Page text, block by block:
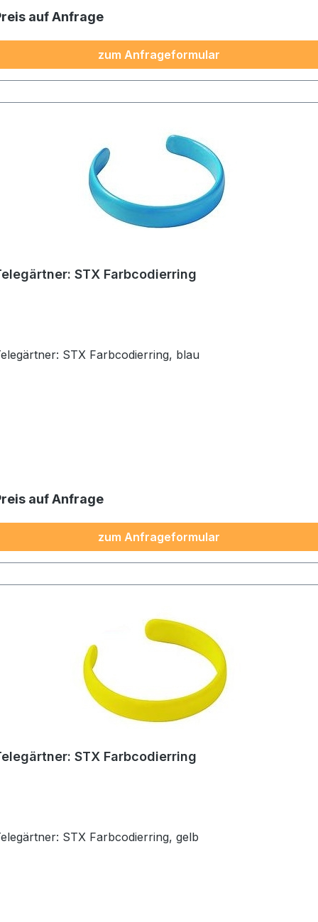
auf Anfrage
zum Anfrageformular
STX Farbcodierring
Telegärtner: STX Farbcodierring, blau
auf Anfrage
zum Anfrageformular
STX Farbcodierring
Telegärtner: STX Farbcodierring, gelb